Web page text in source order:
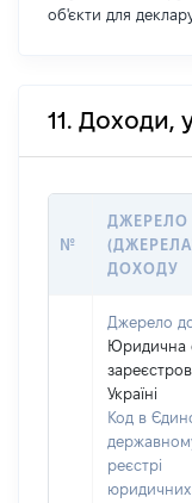
об'єкти для
11. Доходи,
№
ДЖЕРЕЛО
ДОХОДУ
Джерело
Юридична
Україні
Код в
реєстрі
юридичних